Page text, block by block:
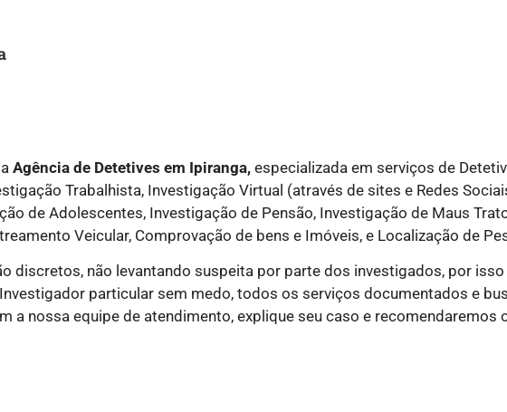
Agência de Detetives em Ipiranga,especializada em serviços de
Trabalhista, Investigação Virtual (através de sites e Redes
de Adolescentes, Investigação de Pensão, Investigação de Maus
Veicular, Comprovação de bens e Imóveis, e Localização de
discretos, não levantando suspeita por parte dos investigados, por
particular sem medo, todos os serviços documentados e
a nossa equipe de atendimento, explique seu caso e recomendaremos